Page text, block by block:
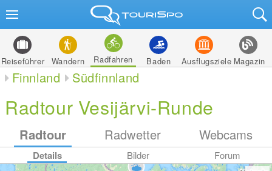
Reiseführer Wandern Radfahren Baden Ausflugsziele Magazin
Finnland Südfinnland
Radtour Vesijärvi-Runde
Radtour Radwetter Webcams
Details Bilder Forum